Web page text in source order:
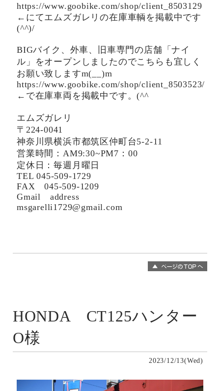
https://www.goobike.com/shop/client_8503129
←にてエムズガレリの在庫車輌を掲載中です
(^^)/
BIGバイク、外車、旧車専門の店舗「ナイ
ル」をオープンしましたのでこちらも宜しく
お願い致しますm(__)m
https://www.goobike.com/shop/client_8503523/
←で在庫車両を掲載中です。(^^ゞ
エムズガレリ
〒224-0041
神奈川県横浜市都筑区仲町台5-2-11
営業時間：AM9:30~PM7：00
定休日：毎週月曜日
TEL 045-509-1729
FAX 045-509-1209
Gmail address
msgarelli1729@gmail.com
HONDA CT125ハンター
O様
2023/12/13(Wed)